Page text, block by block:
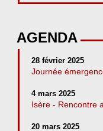
AGENDA
28 février 2025
Journée
4 mars 2025
Isère - Rencontre
20 mars 2025